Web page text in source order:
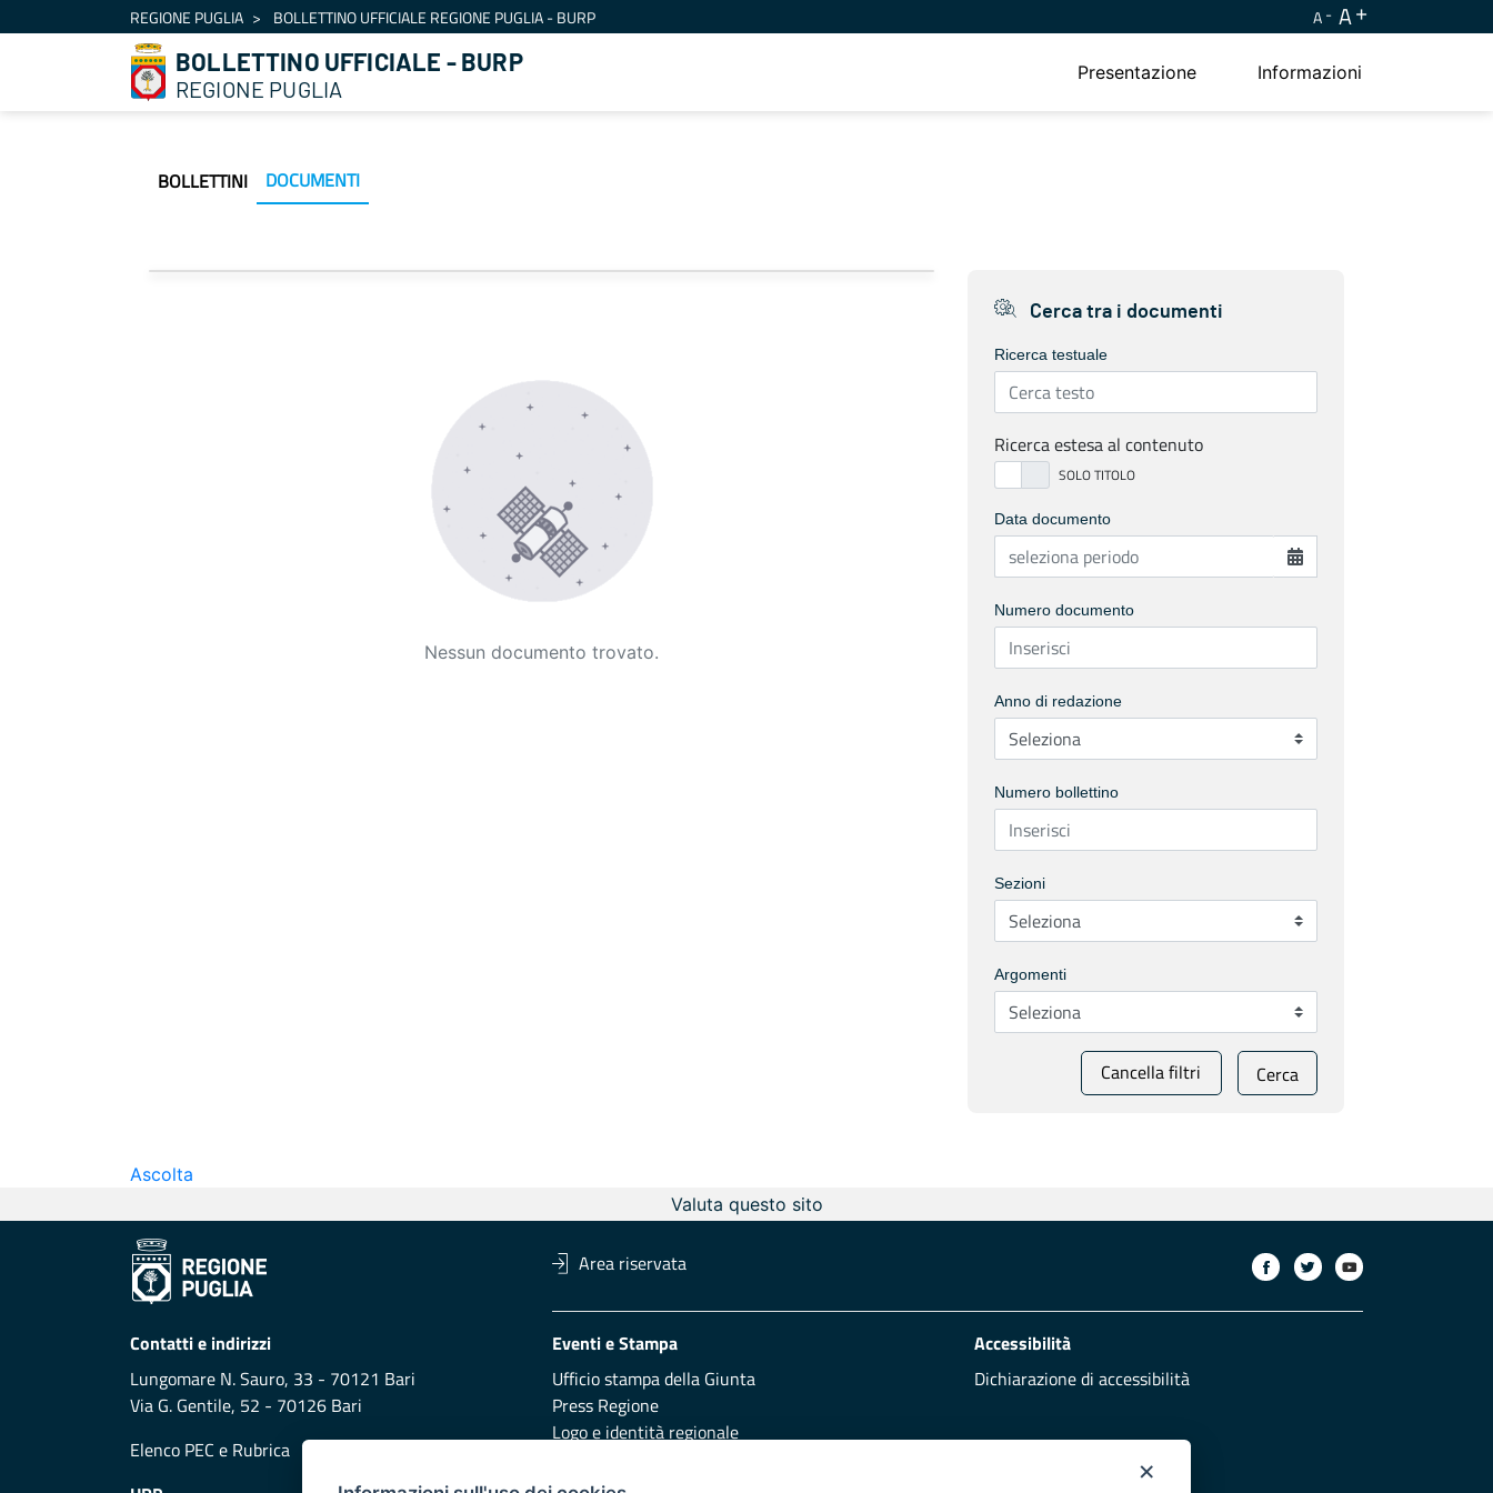
Skip to ContentREGIONE PUGLIA BOLLETTINO UFFICIALE REGIONE PUGLIA - BURP A A
BOLLETTINO UFFICIALE - BURP
REGIONE PUGLIA
Presentazione Informazioni
BOLLETTINI DOCUMENTI
Nessun documento trovato.
Cerca tra i documenti
Ricerca testuale
Ricerca estesa al contenuto
Data documento
Numero documento
Anno di redazione
Numero bollettino
Sezioni
Argomenti
Cancella filtri Cerca
Ascolta
Valuta questo sito
Area riservata
Contatti e indirizzi
Lungomare N. Sauro, 33 - 70121 Bari
Via G. Gentile, 52 - 70126 Bari
Elenco PEC e Rubrica
Eventi e Stampa
Ufficio stampa della Giunta
Press Regione
Logo e identità regionale
Accessibilità
Dichiarazione di accessibilità
×